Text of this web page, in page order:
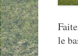
le